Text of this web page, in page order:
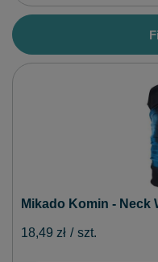
Mikado Komin - Neck
18,49 zł / szt.